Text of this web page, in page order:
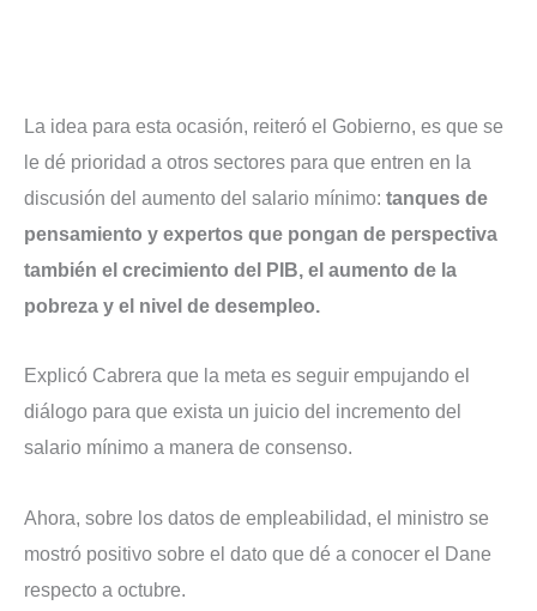
La idea para esta ocasión, reiteró el Gobierno, es que se
le dé prioridad a otros sectores para que entren en la
discusión del aumento del salario mínimo: tanques de
pensamiento y expertos que pongan de perspectiva
también el crecimiento del PIB, el aumento de la
pobreza y el nivel de desempleo.
Explicó Cabrera que la meta es seguir empujando el
diálogo para que exista un juicio del incremento del
salario mínimo a manera de consenso.
Ahora, sobre los datos de empleabilidad, el ministro se
mostró positivo sobre el dato que dé a conocer el Dane
respecto a octubre.